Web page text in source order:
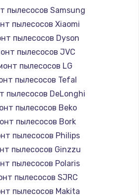
электронного модуля
управления
600 руб.
конфорки
1100 руб.
платы сенсора
900 руб.
режимов конфорки
пылесосов Samsung
пылесосов Xiaomi
пылесосов Dyson
пылесосов JVC
пылесосов LG
пылесосов Tefal
пылесосов DeLonghi
пылесосов Beko
пылесосов Bork
пылесосов Philips
пылесосов Ginzzu
пылесосов Polaris
пылесосов SJRC
пылесосов Makita